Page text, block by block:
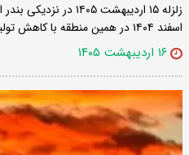
اسفند ۱۴۰۴ در همین منطقه با کاهش تولید نفت در کویت…
۱۶ اردیبهشت ۱۴۰۵